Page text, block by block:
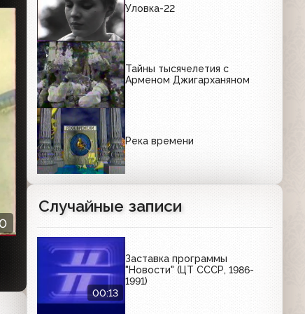
Уловка-22
Тайны тысячелетия с
Арменом Джигарханяном
Река времени
Случайные записи
00:13
Заставка программы
"Новости" (ЦТ СССР, 1986-
1991)